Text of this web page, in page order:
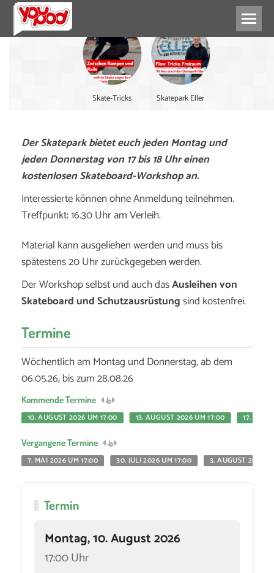
Skate-Tricks Skatepark Eller
Der Skatepark bietet euch jeden Montag und
jeden Donnerstag von 17 bis 18 Uhr einen
kostenlosen Skateboard-Workshop an.
Interessierte können ohne Anmeldung teilnehmen.
Treffpunkt: 16.30 Uhr am Verleih.
Material kann ausgeliehen werden und muss bis
spätestens 20 Uhr zurückgegeben werden.
Der Workshop selbst und auch dasAusleihen von
Skateboard und Schutzausrüstungsind kostenfrei.
Termine
Wöchentlich am Montag und Donnerstag, ab dem
06.05.26, bis zum 28.08.26
Kommende Termine
10. AUGUST 2026 UM 17:00
13. AUGUST 2026 UM 17:00 17.
Vergangene Termine
7. MAI 2026 UM 17:00
30. JULI 2026 UM 17:00 3. AUGUST 2026
Termin
Montag, 10. August 2026
17:00 Uhr